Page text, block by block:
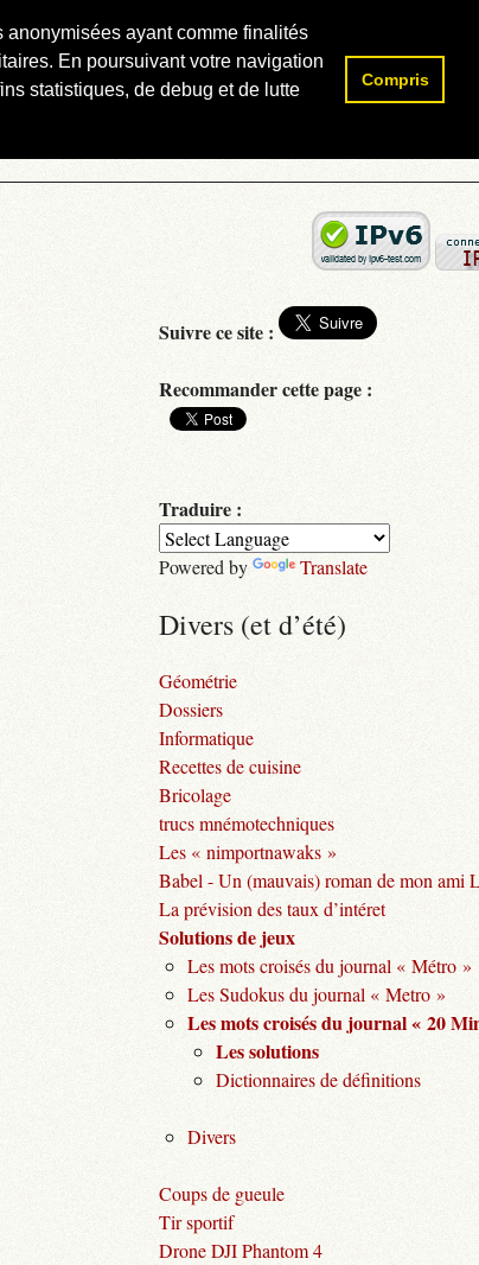
ayant comme finalités
En poursuivant votre navigation
statistiques, de debug et de lutte
Compris
Rechercher :
Suivre ce site :
Recommander cette page :
Traduire :
Powered by Translate
Divers (et d’été)
Géométrie
Dossiers
Informatique
Recettes de cuisine
Bricolage
trucs mnémotechniques
Les « nimportnawaks »
Babel - Un (mauvais) roman de mon ami
La prévision des taux d’intéret
Solutions de jeux
Les mots croisés du journal « Métro »
Les Sudokus du journal « Metro »
Les mots croisés du journal « 20
Les solutions
Dictionnaires de définitions
Divers
Coups de gueule
Tir sportif
Drone DJI Phantom 4